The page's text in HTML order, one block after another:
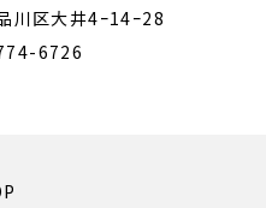
川区大井4ｰ14ｰ28
6726